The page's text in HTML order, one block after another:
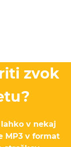
zvok
v nekaj
MP3 v format